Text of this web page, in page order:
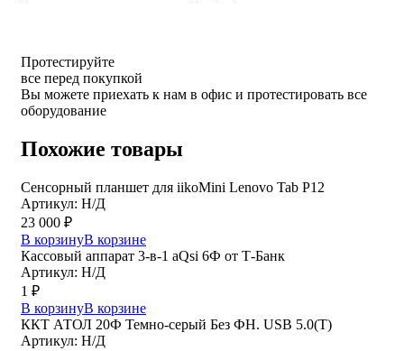
Протестируйте
все перед покупкой
Вы можете приехать к нам в офис и протестировать все
оборудование
Похожие товары
Сенсорный планшет для iikoMini Lenovo Tab P12
Артикул: Н/Д
23 000 ₽
В корзинуВ корзине
Кассовый аппарат 3-в-1 aQsi 6Ф от Т-Банк
Артикул: Н/Д
1 ₽
В корзинуВ корзине
ККТ АТОЛ 20Ф Темно-серый Без ФН. USB 5.0(Т)
Артикул: Н/Д